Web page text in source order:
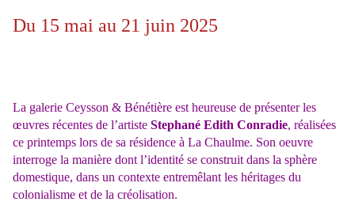
Du 15 mai au 21 juin 2025
La galerie Ceysson & Bénétière est heureuse de présenter les
œuvres récentes de l’artiste Stephané Edith Conradie, réalisées
ce printemps lors de sa résidence à La Chaulme. Son oeuvre
interroge la manière dont l’identité se construit dans la sphère
domestique, dans un contexte entremêlant les héritages du
colonialisme et de la créolisation.